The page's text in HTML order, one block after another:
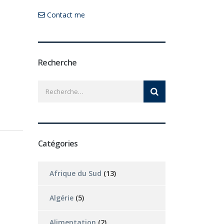
Contact me
Recherche
Catégories
Afrique du Sud (13)
Algérie (5)